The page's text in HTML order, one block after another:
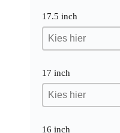
17.5 inch
17.5 inch
17.5 inch
17.5 inch
17 inch
17 inch
17 inch
17 inch
16 inch